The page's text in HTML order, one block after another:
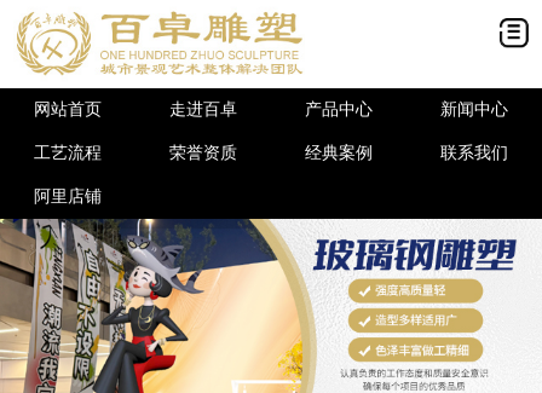
网站首页 走进百卓 产品中心 新闻中心
工艺流程 荣誉资质 经典案例 联系我们
阿里店铺